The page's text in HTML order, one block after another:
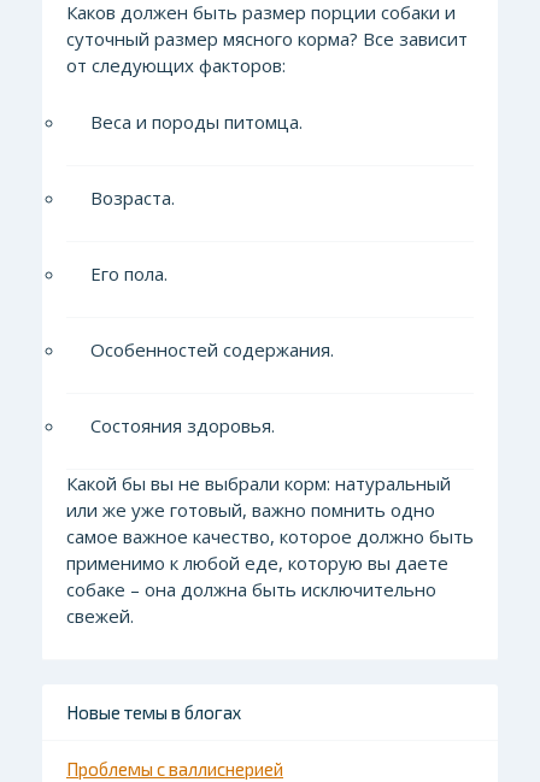
Каков должен быть размер порции собаки и
суточный размер мясного корма? Все зависит
от следующих факторов:
Веса и породы питомца.
Возраста.
Его пола.
Особенностей содержания.
Состояния здоровья.
Какой бы вы не выбрали корм: натуральный
или же уже готовый, важно помнить одно
самое важное качество, которое должно быть
применимо к любой еде, которую вы даете
собаке – она должна быть исключительно
свежей.
Новые темы в блогах
Проблемы с валлиснерией